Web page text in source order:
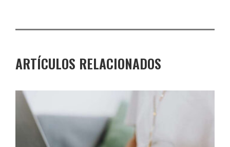
ARTÍCULOS RELACIONADOS